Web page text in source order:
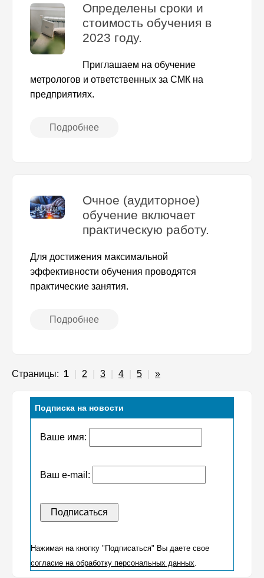
Определены сроки и
стоимость обучения в
2023 году.
Приглашаем на обучение
метрологов и ответственных за СМК на
предприятиях.
Подробнее
Очное (аудиторное)
обучение включает
практическую работу.
Для достижения максимальной
эффективности обучения проводятся
практические занятия.
Подробнее
Страницы: 1 2 3 4 5 »
Подписка на новости
Ваше имя:
Ваш e-mail:
Нажимая на кнопку "Подписаться" Вы даете свое
согласие на обработку персональных данных